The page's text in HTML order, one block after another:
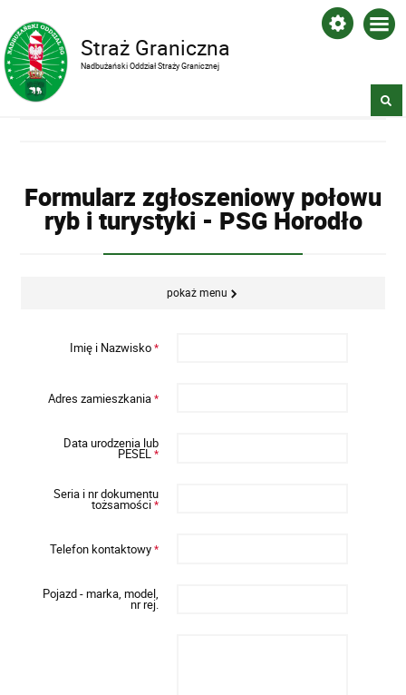
Straż Graniczna
Nadbużański Oddział Straży Granicznej
Formularz zgłoszeniowy połowu
ryb i turystyki - PSG Horodło
pokaż menu
Imię i Nazwisko *
Adres zamieszkania *
Data urodzenia lub
PESEL *
Seria i nr dokumentu
tożsamości*
Telefon kontaktowy *
Pojazd - marka, model,
nr rej.